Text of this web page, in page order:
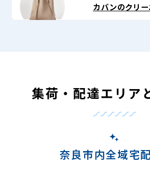
カバンのクリ
集荷・配達エリア
奈良市内全域宅